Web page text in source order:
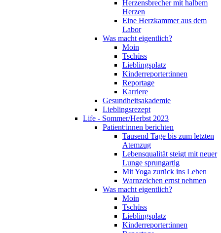
Herzensbrecher mit halbem
Herzen
Eine Herzkammer aus dem
Labor
Was macht eigentlich?
Moin
Tschüss
Lieblingsplatz
Kinderreporter:innen
Reportage
Karriere
Gesundheitsakademie
Lieblingsrezept
Life - Sommer/Herbst 2023
Patient:innen berichten
Tausend Tage bis zum letzten
Atemzug
Lebensqualität steigt mit neuer
Lunge sprungartig
Mit Yoga zurück ins Leben
Warnzeichen ernst nehmen
Was macht eigentlich?
Moin
Tschüss
Lieblingsplatz
Kinderreporter:innen